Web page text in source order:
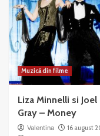
Muzică din filme
Liza Minnelli si Joel
Gray – Money
Valentina
16 august